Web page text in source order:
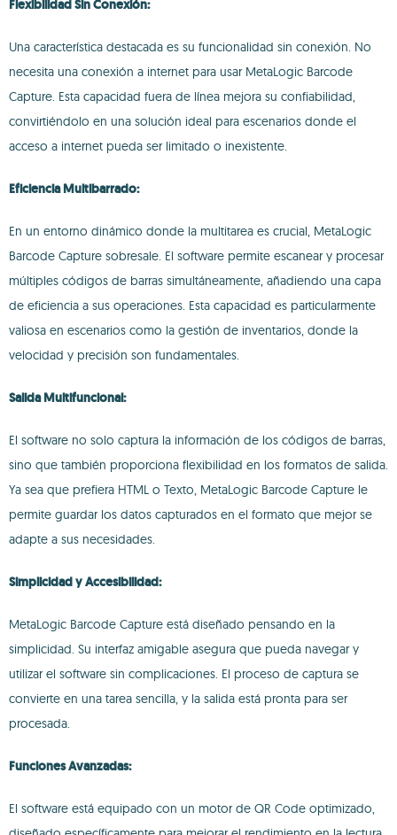
Flexibilidad Sin Conexión:
Una característica destacada es su funcionalidad sin conexión. No
necesita una conexión a internet para usar MetaLogic Barcode
Capture. Esta capacidad fuera de línea mejora su confiabilidad,
convirtiéndolo en una solución ideal para escenarios donde el
acceso a internet pueda ser limitado o inexistente.
Eficiencia Multibarrado:
En un entorno dinámico donde la multitarea es crucial, MetaLogic
Barcode Capture sobresale. El software permite escanear y procesar
múltiples códigos de barras simultáneamente, añadiendo una capa
de eficiencia a sus operaciones. Esta capacidad es particularmente
valiosa en escenarios como la gestión de inventarios, donde la
velocidad y precisión son fundamentales.
Salida Multifuncional:
El software no solo captura la información de los códigos de barras,
sino que también proporciona flexibilidad en los formatos de salida.
Ya sea que prefiera HTML o Texto, MetaLogic Barcode Capture le
permite guardar los datos capturados en el formato que mejor se
adapte a sus necesidades.
Simplicidad y Accesibilidad:
MetaLogic Barcode Capture está diseñado pensando en la
simplicidad. Su interfaz amigable asegura que pueda navegar y
utilizar el software sin complicaciones. El proceso de captura se
convierte en una tarea sencilla, y la salida está pronta para ser
procesada.
Funciones Avanzadas:
El software está equipado con un motor de QR Code optimizado,